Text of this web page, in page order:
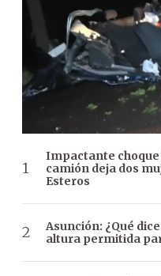
Impactante
camión deja dos
Esteros
Asunción: ¿Qué
altura permitida